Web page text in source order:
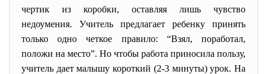
чертик из коробки, оставляя лишь чувство
недоумения. Учитель предлагает ребенку принять
только одно четкое правило: “Взял, поработал,
положи на место”. Но чтобы работа приносила пользу,
учитель дает малышу короткий (2-3 минуты) урок. На